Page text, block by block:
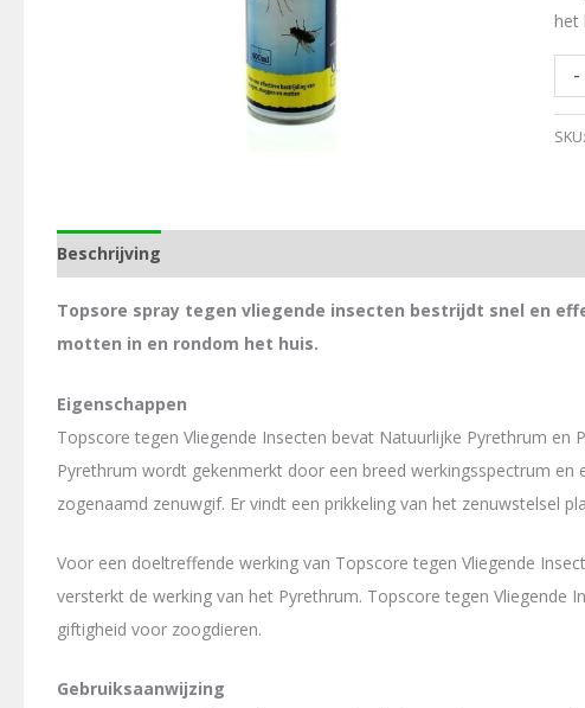
het
-
SKU:
Beschrijving
Topsore spray tegen vliegende insecten bestrijdt snel en
motten in en rondom het huis.
Eigenschappen
Topscore tegen Vliegende Insecten bevat Natuurlijke Pyrethrum en
Pyrethrum wordt gekenmerkt door een breed werkingsspectrum en
zogenaamd zenuwgif. Er vindt een prikkeling van het zenuwstelsel
Voor een doeltreffende werking van Topscore tegen Vliegende
versterkt de werking van het Pyrethrum. Topscore tegen Vliegende
giftigheid voor zoogdieren.
Gebruiksaanwijzing